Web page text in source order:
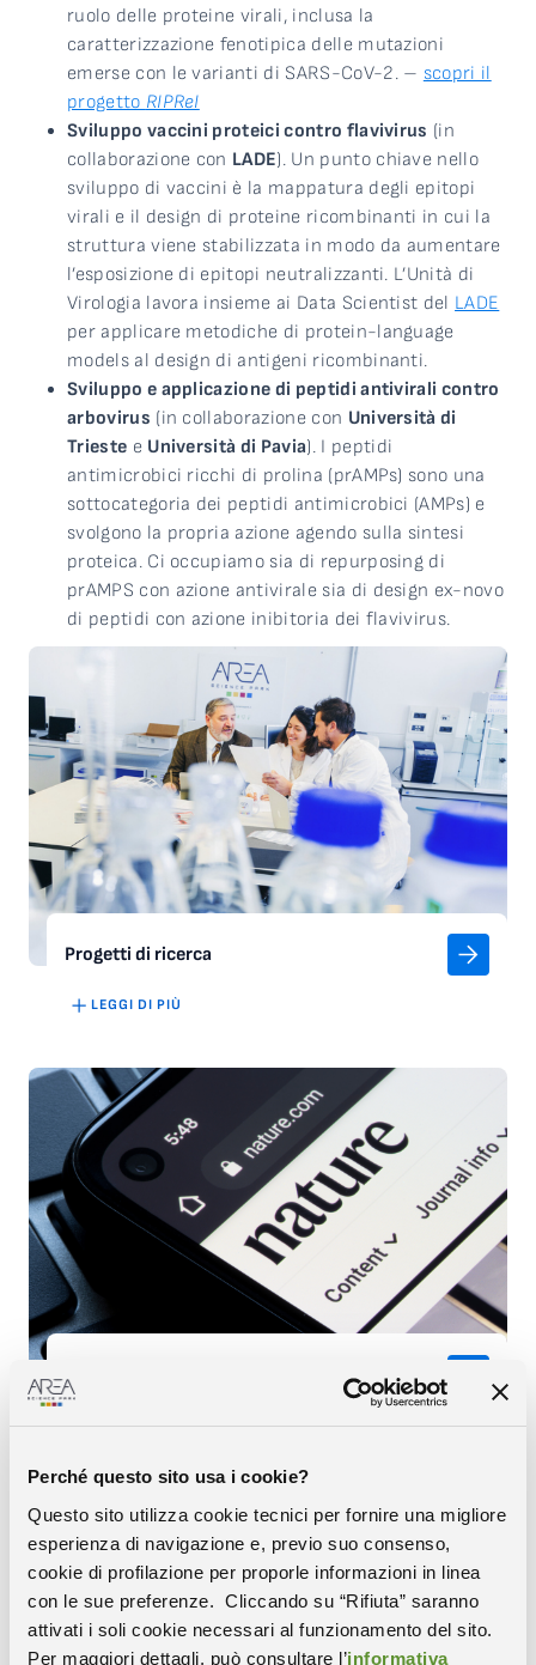
Perché questo sito usa i cookie?
Questo sito utilizza cookie tecnici per fornire una migliore
esperienza di navigazione e, previo suo consenso,
cookie di profilazione per proporle informazioni in linea
con le sue preferenze. Cliccando su “Rifiuta” saranno
attivati i soli cookie necessari al funzionamento del sito.
Per maggiori dettagli, può consultare l’informativa
ruolo delle proteine virali, inclusa la
caratterizzazione fenotipica delle mutazioni
emerse con le varianti di SARS-CoV-2. – scopri il
progetto RIPReI
Sviluppo vaccini proteici contro flavivirus (in
collaborazione con LADE). Un punto chiave nello
sviluppo di vaccini è la mappatura degli epitopi
virali e il design di proteine ricombinanti in cui la
struttura viene stabilizzata in modo da aumentare
l’esposizione di epitopi neutralizzanti. L’Unità di
Virologia lavora insieme ai Data Scientist del LADE
per applicare metodiche di protein-language
models al design di antigeni ricombinanti.
Sviluppo e applicazione di peptidi antivirali contro
arbovirus (in collaborazione con Università di
Trieste e Università di Pavia). I peptidi
antimicrobici ricchi di prolina (prAMPs) sono una
sottocategoria dei peptidi antimicrobici (AMPs) e
svolgono la propria azione agendo sulla sintesi
proteica. Ci occupiamo sia di repurposing di
prAMPS con azione antivirale sia di design ex-novo
di peptidi con azione inibitoria dei flavivirus.
Progetti di ricerca
LEGGI DI PIÙ
Pubblicazioni scientifiche
LEGGI DI PIÙ